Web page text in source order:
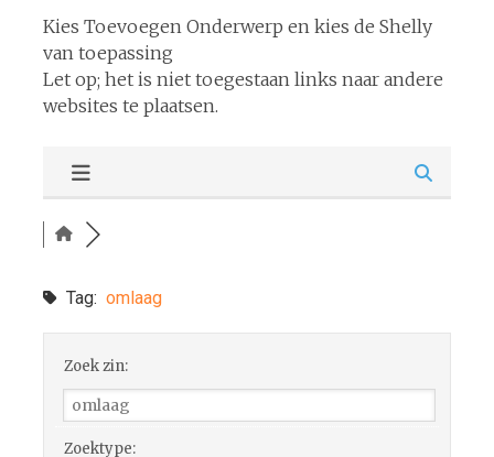
Kies Toevoegen Onderwerp en kies de Shelly
van toepassing
Let op; het is niet toegestaan links naar andere
websites te plaatsen.
Tag: omlaag
Zoek zin:
Zoektype: